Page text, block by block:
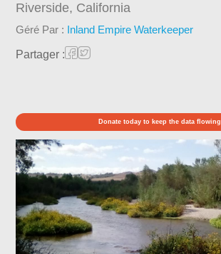
Riverside, California
Géré Par : Inland Empire Waterkeeper
Partager :
Donate today to keep the data flowing